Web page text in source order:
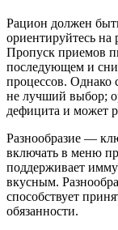
Рацион должен
ориентируйтесь на
Пропуск приемов
последующем и
процессов.
не лучший выбор;
дефицита и может
Разнообразие —
включать в меню
поддерживает
вкусным.
способствует
обязанности.